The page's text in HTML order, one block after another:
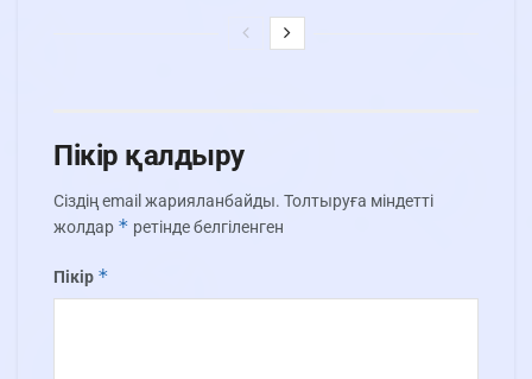
Пікір қалдыру
Сіздің email жарияланбайды. Толтыруға міндетті
жолдар * ретінде белгіленген
Пікір *